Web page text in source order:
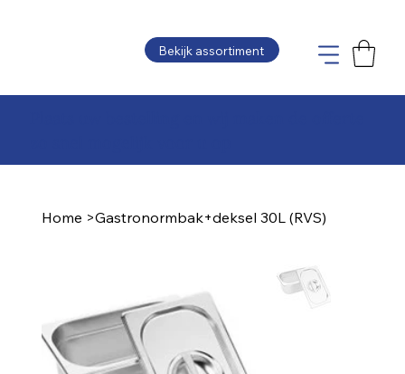
Bekijk assortiment
Home >Gastronormbak+deksel 30L (RVS)